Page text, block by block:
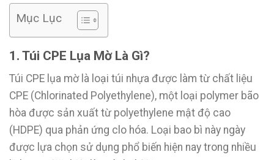
Mục Lục
1. Túi CPE Lụa Mờ Là Gì?
Túi CPE lụa mờ là loại túi nhựa được làm từ chất liệu
CPE (Chlorinated Polyethylene), một loại polymer bão
hòa được sản xuất từ polyethylene mật độ cao
(HDPE) qua phản ứng clo hóa. Loại bao bì này ngày
được lựa chọn sử dụng phổ biến hiện nay trong nhiều